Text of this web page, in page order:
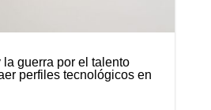
guerra por el talento
perfiles tecnológicos en